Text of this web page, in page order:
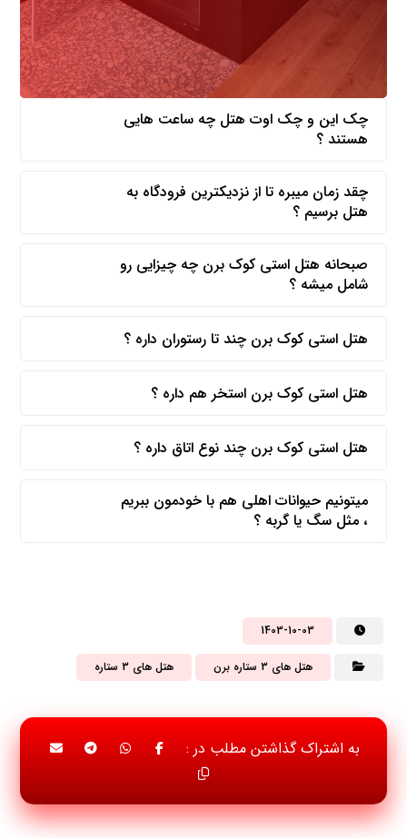
چک این و چک اوت هتل چه ساعت هایی
هستند ؟
چقد زمان میبره تا از نزدیکترین فرودگاه به
هتل برسیم ؟
صبحانه هتل استی کوک برن چه چیزایی رو
شامل میشه ؟
هتل استی کوک برن چند تا رستوران داره ؟
هتل استی کوک برن استخر هم داره ؟
هتل استی کوک برن چند نوع اتاق داره ؟
میتونیم حیوانات اهلی هم با خودمون ببریم
، مثل سگ یا گربه ؟
1403-10-03
هتل های 3 ستاره برن هتل های 3 ستاره